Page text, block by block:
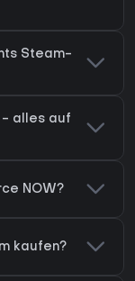
Steam-
- alles auf
NOW?
kaufen?